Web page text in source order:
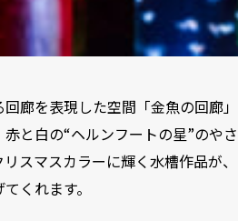
廊を表現した空間「金魚の回廊」
と白の“ヘルンフートの星”のやさ
スマスカラーに輝く水槽作品が、
くれます。